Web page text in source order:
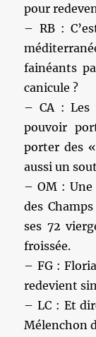
pour
– RB :
fainéants
canicule ?
– CA : Les
pouvoir
porter des
aussi un
– OM : Une
des
ses 72
froissée.
– FG :
redevient
– LC : Et
Mélenchon